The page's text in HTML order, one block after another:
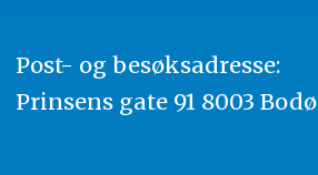
Post- og besøksadresse:
Prinsens gate 91 8003 Bodø